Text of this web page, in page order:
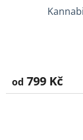
od 799 Kč